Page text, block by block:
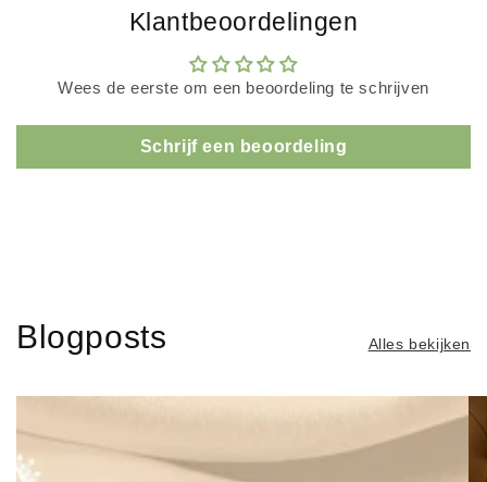
Klantbeoordelingen
Wees de eerste om een beoordeling te schrijven
Schrijf een beoordeling
Blogposts Alles bekijken